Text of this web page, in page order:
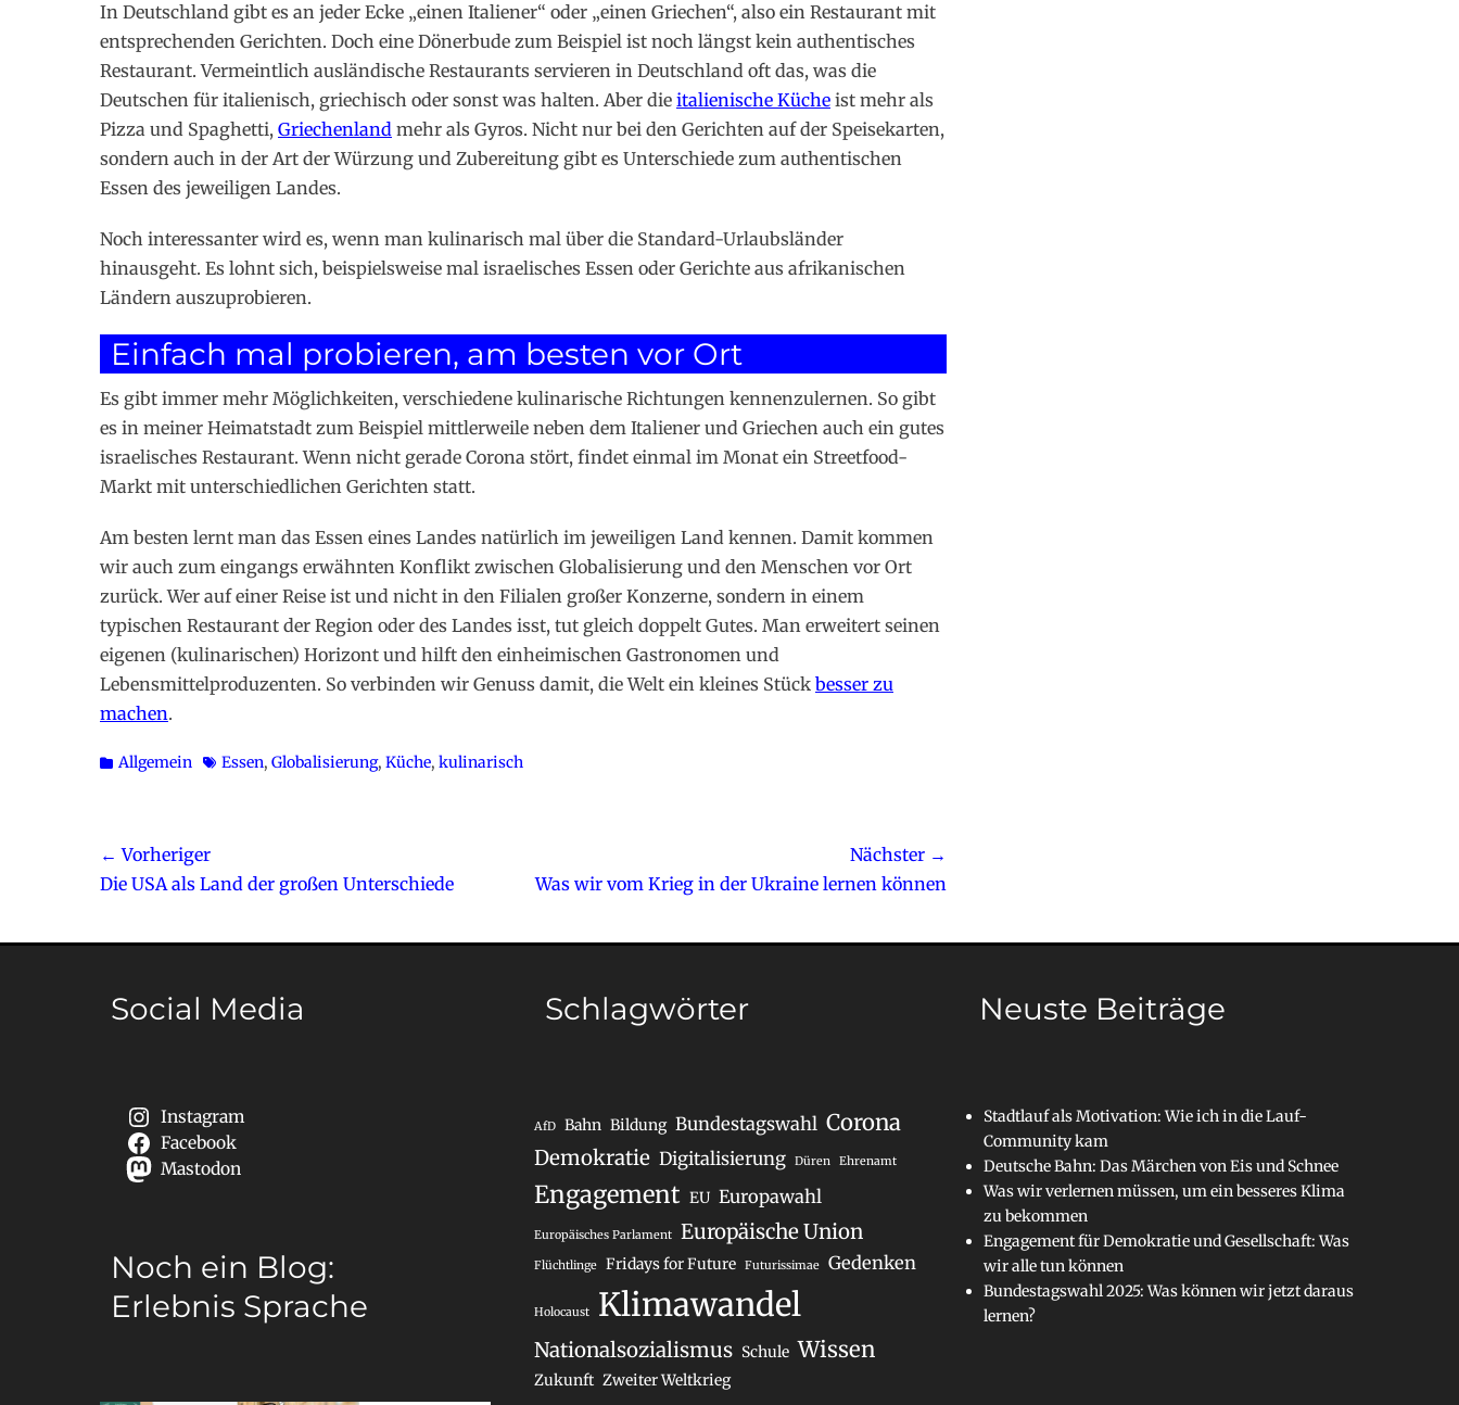
In Deutschland gibt es an jeder Ecke „einen Italiener“ oder „einen Griechen“, also ein Restaurant mit
entsprechenden Gerichten. Doch eine Dönerbude zum Beispiel ist noch längst kein authentisches
Restaurant. Vermeintlich ausländische Restaurants servieren in Deutschland oft das, was die
Deutschen für italienisch, griechisch oder sonst was halten. Aber die italienische Küche ist mehr als
Pizza und Spaghetti, Griechenland mehr als Gyros. Nicht nur bei den Gerichten auf der Speisekarten,
sondern auch in der Art der Würzung und Zubereitung gibt es Unterschiede zum authentischen
Essen des jeweiligen Landes.
Noch interessanter wird es, wenn man kulinarisch mal über die Standard-Urlaubsländer
hinausgeht. Es lohnt sich, beispielsweise mal israelisches Essen oder Gerichte aus afrikanischen
Ländern auszuprobieren.
Einfach mal probieren, am besten vor Ort
Es gibt immer mehr Möglichkeiten, verschiedene kulinarische Richtungen kennenzulernen. So gibt
es in meiner Heimatstadt zum Beispiel mittlerweile neben dem Italiener und Griechen auch ein gutes
israelisches Restaurant. Wenn nicht gerade Corona stört, findet einmal im Monat ein Streetfood-
Markt mit unterschiedlichen Gerichten statt.
Am besten lernt man das Essen eines Landes natürlich im jeweiligen Land kennen. Damit kommen
wir auch zum eingangs erwähnten Konflikt zwischen Globalisierung und den Menschen vor Ort
zurück. Wer auf einer Reise ist und nicht in den Filialen großer Konzerne, sondern in einem
typischen Restaurant der Region oder des Landes isst, tut gleich doppelt Gutes. Man erweitert seinen
eigenen (kulinarischen) Horizont und hilft den einheimischen Gastronomen und
Lebensmittelproduzenten. So verbinden wir Genuss damit, die Welt ein kleines Stück besser zu
machen.
Kategorien
Allgemein Schlagworte
Essen, Globalisierung, Küche, kulinarisch
Beitragsnavigation
← Vorheriger
Vorheriger
Die USA als Land der großen Unterschiede
Nächster →
Nächster
Was wir vom Krieg in der Ukraine lernen können
Social Media
Instagram
Facebook
Mastodon
Noch ein Blog:
Erlebnis Sprache
Schlagwörter
AfD Bahn Bildung Bundestagswahl Corona
Demokratie Digitalisierung Düren Ehrenamt
Engagement EU Europawahl
Europäisches Parlament Europäische Union
Flüchtlinge Fridays for Future Futurissimae Gedenken
Holocaust Klimawandel
Nationalsozialismus Schule Wissen
Zukunft Zweiter Weltkrieg
Neuste Beiträge
Stadtlauf als Motivation: Wie ich in die Lauf-
Community kam
Deutsche Bahn: Das Märchen von Eis und Schnee
Was wir verlernen müssen, um ein besseres Klima
zu bekommen
Engagement für Demokratie und Gesellschaft: Was
wir alle tun können
Bundestagswahl 2025: Was können wir jetzt daraus
lernen?